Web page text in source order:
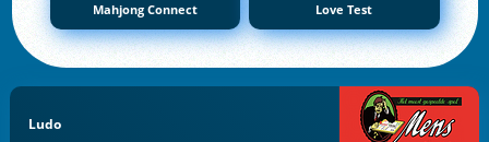
Mahjong Connect Love Test
Ludo